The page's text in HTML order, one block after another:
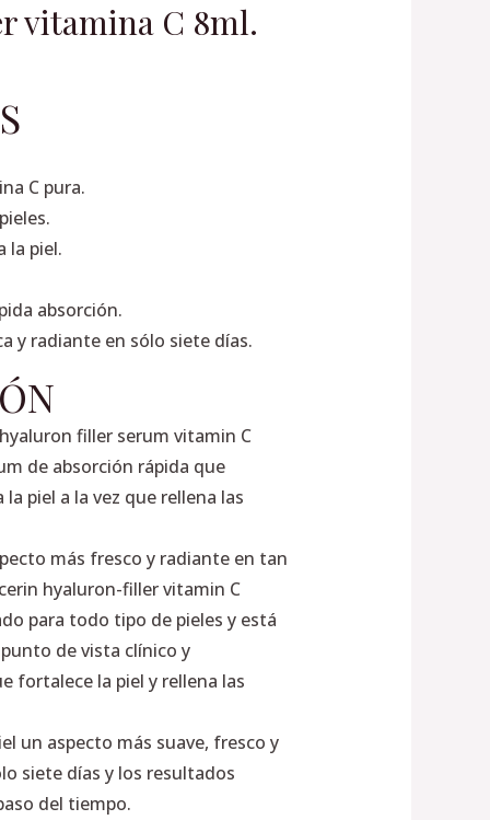
vitamina C 8ml.
C pura.
la piel.
absorción.
y radiante en sólo siete días.
filler serum vitamin C
de absorción rápida que
piel a la vez que rellena las
más fresco y radiante en tan
hyaluron-filler vitamin C
para todo tipo de pieles y está
de vista clínico y
fortalece la piel y rellena las
un aspecto más suave, fresco y
siete días y los resultados
del tiempo.